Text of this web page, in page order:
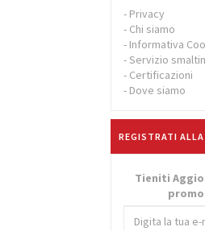
- Privacy
- Chi siamo
- Informativa
-Servizio
- Certificazioni
- Dove siamo
REGISTRATI
Tieniti